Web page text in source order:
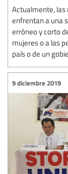
Actualmente, las
enfrentan a una
erróneo y corto
mujeres o a las
país o de un
9 diciembre 2019